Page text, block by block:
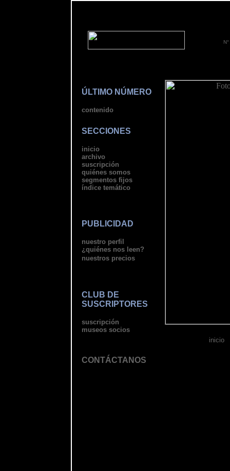
ÚLTIMO NÚMERO
contenido
SECCIONES
inicio
archivo
suscripción
quiénes somos
segmentos fijos
índice temático
PUBLICIDAD
nuestro perfil
¿quiénes nos leen?
nuestros precios
CLUB DE
SUSCRIPTORES
suscripción
museos socios
CONTÁCTANOS
inicio-